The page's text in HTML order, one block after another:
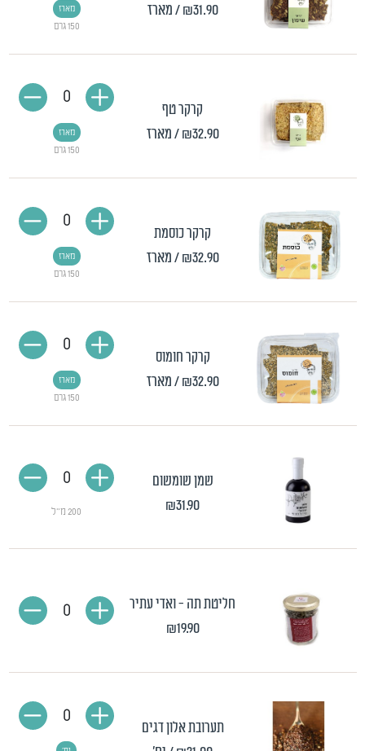
₪31.90 / מארז
150 גרם
מארז
קרקר טף
₪32.90 / מארז
150 גרם
מארז
0
קרקר כוסמת
₪32.90 / מארז
150 גרם
מארז
0
קרקר חומוס
₪32.90 / מארז
150 גרם
מארז
0
שמן שומשום
₪31.90
200 מ"ל
0
חליטת תה - ואדי עתיר
₪19.90
0
תערובת אלון דגים
0